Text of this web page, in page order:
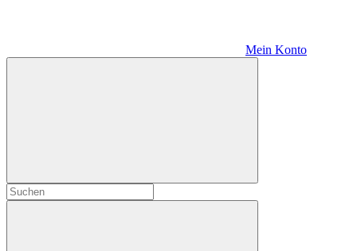
Mein Konto